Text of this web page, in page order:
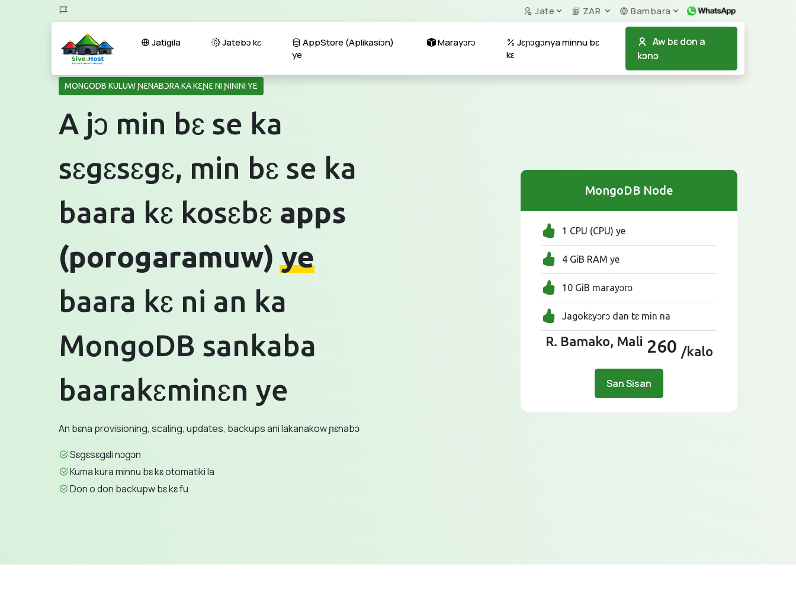
Jate ZAR Bambara
Aw bɛ don a
kɔnɔ
Jatigila Jatebɔ kɛ
AppStore (Aplikasiɔn)
ye
Marayɔrɔ
Jɛɲɔgɔnya minnu bɛ
kɛ
MONGODB KULUW ƝƐNABƆRA KA KƐƝƐ NI ƝININI YE
A jɔ min bɛ se ka
sɛgɛsɛgɛ, min bɛ se ka
baara kɛ kosɛbɛ apps
(porogaramuw) ye
baara kɛ ni an ka
MongoDB sankaba
baarakɛminɛn ye
An bɛna provisioning, scaling, updates, backups ani lakanakow ɲɛnabɔ
Sɛgɛsɛgɛli nɔgɔn
Kuma kura minnu bɛ kɛ otomatiki la
Don o don backupw bɛ kɛ fu
MongoDB Node
1 CPU (CPU) ye
4 GiB RAM ye
10 GiB marayɔrɔ
Jagokɛyɔrɔ dan tɛ min na
R. Bamako, Mali 260 /kalo
San Sisan